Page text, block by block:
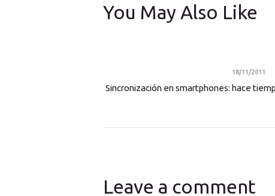
You May Also Like
18/11/2011
Sincronización en smartphones: hace
Leave a comment